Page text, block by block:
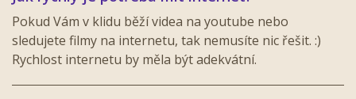
Pokud Vám v klidu běží videa na youtube nebo
sledujete filmy na internetu, tak nemusíte nic řešit. :)
Rychlost internetu by měla být adekvátní.